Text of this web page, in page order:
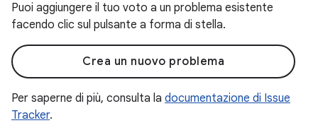
Puoi aggiungere il tuo voto a un problema esistente
facendo clic sul pulsante a forma di stella.
Crea un nuovo problema
Per saperne di più, consulta la documentazione di Issue
Tracker.